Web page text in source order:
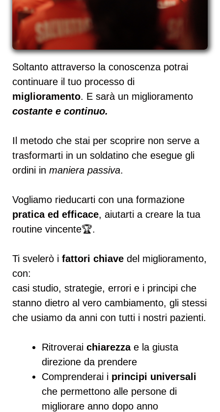
Soltanto attraverso la conoscenza potrai
continuare il tuo processo di
miglioramento. E sarà un miglioramento
costante e continuo.
Il metodo che stai per scoprire non serve a
trasformarti in un soldatino che esegue gli
ordini in maniera passiva.
Vogliamo rieducarti con una formazione
pratica ed efficace, aiutarti a creare la tua
routine vincente🏆.
Ti svelerò i fattori chiave del miglioramento,
con:
casi studio, strategie, errori e i principi che
stanno dietro al vero cambiamento, gli stessi
che usiamo da anni con tutti i nostri pazienti.
Ritroverai chiarezzae la giusta
direzione da prendere
Comprenderai i principi universali
che permettono alle persone di
migliorare anno dopo anno